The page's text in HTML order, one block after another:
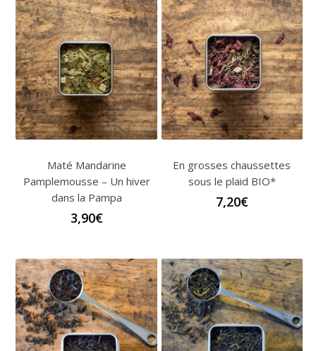
Maté Mandarine
Pamplemousse – Un hiver
dans la Pampa
3,90€
En grosses chaussettes
sous le plaid BIO*
7,20€